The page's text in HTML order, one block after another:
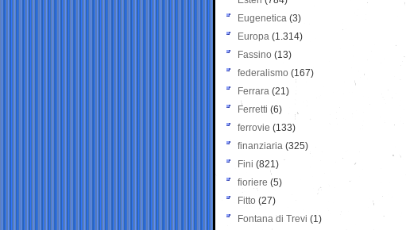
Eugenetica (3)
Europa (1.314)
Fassino (13)
federalismo (167)
Ferrara (21)
Ferretti (6)
ferrovie (133)
finanziaria (325)
Fini (821)
fioriere (5)
Fitto (27)
Fontana di Trevi (1)